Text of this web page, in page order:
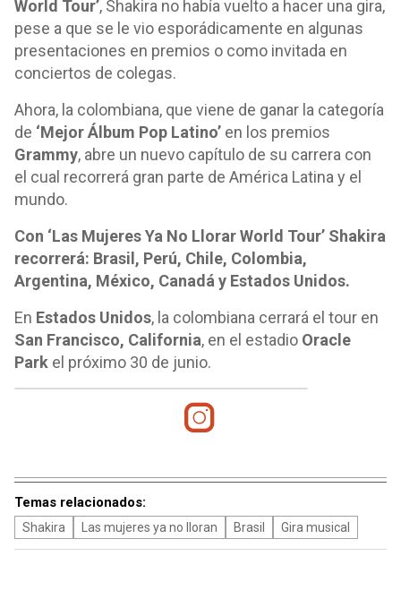
World Tour’, Shakira no había vuelto a hacer una gira,
pese a que se le vio esporádicamente en algunas
presentaciones en premios o como invitada en
conciertos de colegas.
Ahora, la colombiana, que viene de ganar la categoría
de ‘Mejor Álbum Pop Latino’ en los premios
Grammy, abre un nuevo capítulo de su carrera con
el cual recorrerá gran parte de América Latina y el
mundo.
Con ‘Las Mujeres Ya No Llorar World Tour’ Shakira
recorrerá: Brasil, Perú, Chile, Colombia,
Argentina, México, Canadá y Estados Unidos.
En Estados Unidos, la colombiana cerrará el tour en
San Francisco, California, en el estadio Oracle
Park el próximo 30 de junio.
Temas relacionados:
Shakira Las mujeres ya no lloran Brasil Gira musical